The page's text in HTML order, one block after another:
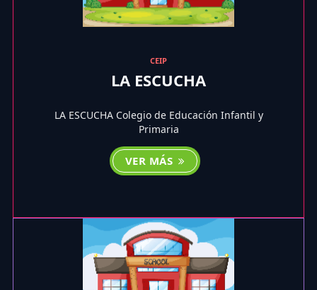
CEIP
LA ESCUCHA
LA ESCUCHA Colegio de Educación Infantil y
Primaria
VER MÁS